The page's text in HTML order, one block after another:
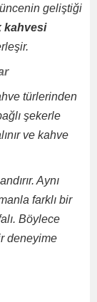
geliştiği
kahvesi
türlerinden
şekerle
ve kahve
Aynı
farklı bir
Böylece
deneyime